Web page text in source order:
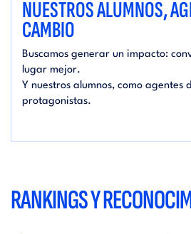
NUESTROS ALUMNOS,
CAMBIO
Buscamos generar un impacto:
lugar mejor.
Y nuestros alumnos, como agentes
protagonistas.
RANKINGS Y